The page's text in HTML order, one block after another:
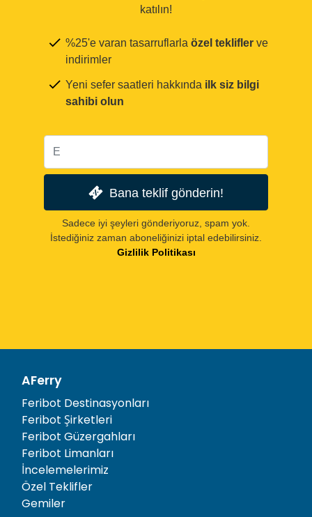
katılın!
%25'e varan tasarruflarla özel teklifler ve
indirimler
Yeni sefer saatleri hakkında ilk siz bilgi
sahibi olun
Bana teklif gönderin!
Sadece iyi şeyleri gönderiyoruz, spam yok.
İstediğiniz zaman aboneliğinizi iptal edebilirsiniz.
Gizlilik Politikası
AFerry
Feribot Destinasyonları
Feribot Şirketleri
Feribot Güzergahları
Feribot Limanları
İncelemelerimiz
Özel Teklifler
Gemiler